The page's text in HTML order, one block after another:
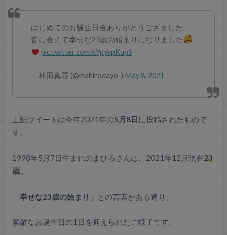
はじめてのお誕生日会ありがとうござました。
皆に会えて幸せな23歳の始まりになりました
pic.twitter.com/kYpykpKupS
— 林田真尋 (@mahirodayo_) May 8, 2021
上記ツイートは今年2021年の5月8日に投稿されたもので
す。
1998年5月7日生まれのまひろさんは、2021年12月現在23
歳。
「幸せな23歳の始まり 」との言葉がある通り、
素敵なお誕生日の1日を迎えられたご様子です。